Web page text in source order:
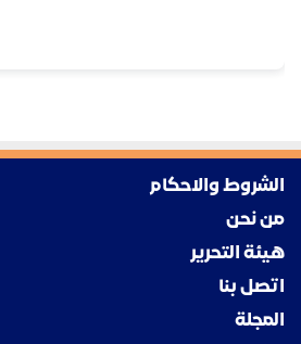
الشروط والاحكام
من نحن
هيئة التحرير
اتصل بنا
المجلة